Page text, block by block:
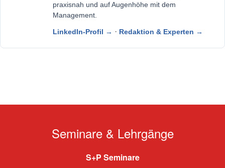
praxisnah und auf Augenhöhe mit dem
Management.
LinkedIn-Profil → · Redaktion & Experten →
Seminare & Lehrgänge
S+P Seminare